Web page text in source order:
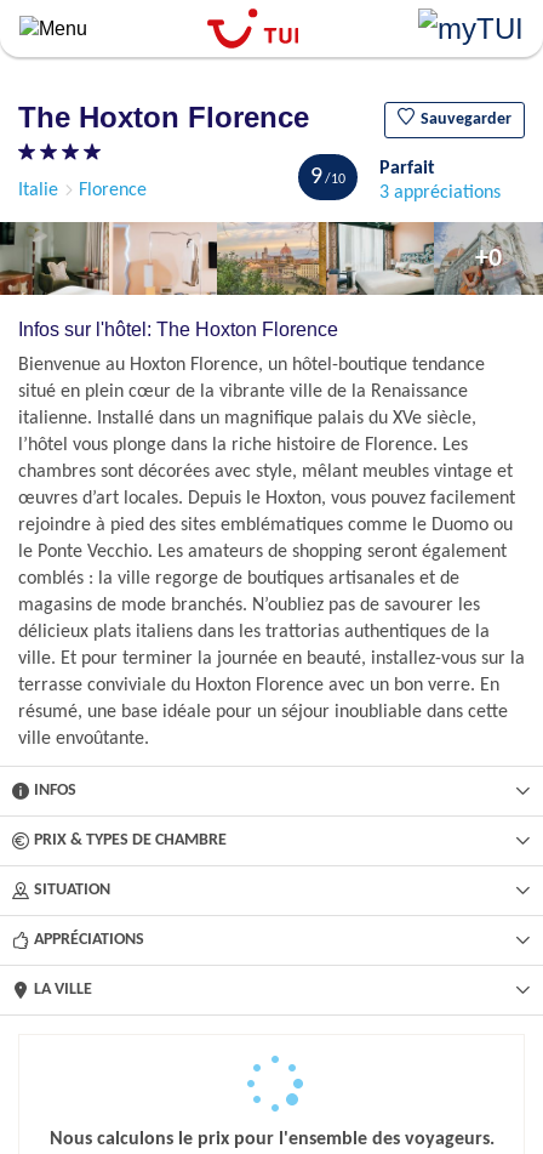
Aller
principal
The Hoxton Florence Sauvegarder
Italie Florence
9
Parfait
3 appréciations
+0
Infos sur l'hôtel: The Hoxton Florence
Bienvenue au Hoxton Florence, un hôtel-boutique tendance
situé en plein cœur de la vibrante ville de la Renaissance
italienne. Installé dans un magnifique palais du XVe siècle,
l’hôtel vous plonge dans la riche histoire de Florence. Les
chambres sont décorées avec style, mêlant meubles vintage et
œuvres d’art locales. Depuis le Hoxton, vous pouvez facilement
rejoindre à pied des sites emblématiques comme le Duomo ou
le Ponte Vecchio. Les amateurs de shopping seront également
comblés : la ville regorge de boutiques artisanales et de
magasins de mode branchés. N’oubliez pas de savourer les
délicieux plats italiens dans les trattorias authentiques de la
ville. Et pour terminer la journée en beauté, installez-vous sur la
terrasse conviviale du Hoxton Florence avec un bon verre. En
résumé, une base idéale pour un séjour inoubliable dans cette
ville envoûtante.
INFOS
PRIX & TYPES DE CHAMBRE
SITUATION
APPRÉCIATIONS
LA VILLE
Nous calculons le prix pour l'ensemble des voyageurs.